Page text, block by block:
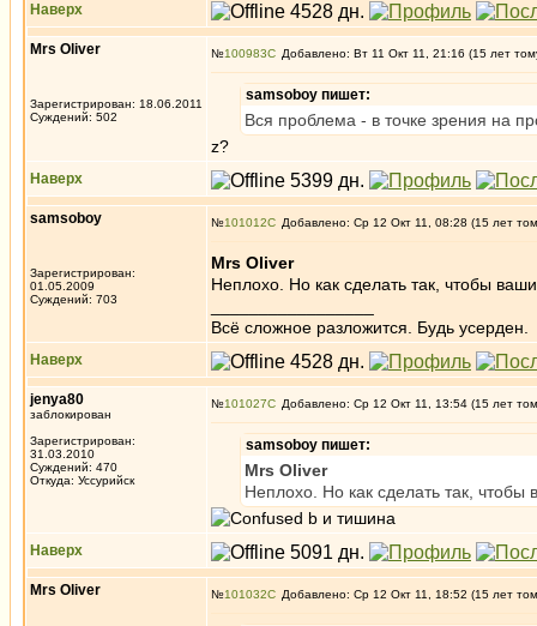
Наверх
Mrs Oliver
Зарегистрирован: 18.06.2011
Суждений: 502
№100983 Добавлено: Вт 11 Окт 11, 21:16 (15 лет
samsoboy пишет:
Вся проблема - в точке зрения на
z?
Наверх
samsoboy
Зарегистрирован:
01.05.2009
Суждений: 703
№101012 Добавлено: Ср 12 Окт 11, 08:28 (15 лет
Mrs Oliver
Неплохо. Но как сделать так, чтобы
Всё сложное разложится. Будь усерден.
Наверх
jenya80
заблокирован
Зарегистрирован:
31.03.2010
Суждений: 470
Откуда: Уссурийск
№101027 Добавлено: Ср 12 Окт 11, 13:54 (15 лет
samsoboy пишет:
Mrs Oliver
Неплохо. Но как сделать так,
b и тишина
Наверх
Mrs Oliver №101032 Добавлено: Ср 12 Окт 11, 18:52 (15 лет